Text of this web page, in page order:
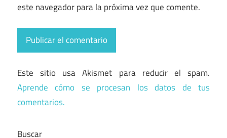
este navegador para la próxima vez que comente.
Este sitio usa Akismet para reducir el spam.
Aprende cómo se procesan los datos de tus
comentarios.
Buscar